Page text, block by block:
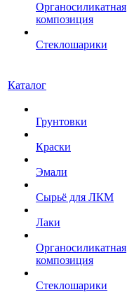
Органосиликатная
композиция
Стеклошарики
Каталог
Грунтовки
Краски
Эмали
Сырьё для ЛКМ
Лаки
Органосиликатная
композиция
Стеклошарики